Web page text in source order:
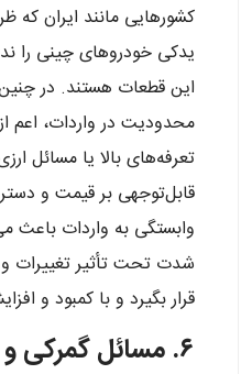
کشورهایی مانند ایران که
یدکی خودروهای چینی را
این قطعات هستند. در
محدودیت در واردات، اعم
تعرفه‌های بالا یا مسائل
قابل‌توجهی بر قیمت و
وابستگی به واردات باعث
شدت تحت تأثیر تغییرات
قرار بگیرد و با کمبود و
۶. مسائل گمرکی و هزینه‌های اضافی